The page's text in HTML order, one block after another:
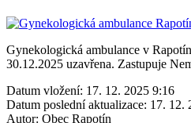
Gynekologická ambulance v
30.12.2025 uzavřena. Zastupuje
Datum vložení: 17. 12. 2025 9:16
Datum poslední aktualizace: 17. 12.
Autor: Obec Rapotín